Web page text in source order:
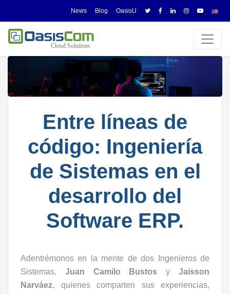
News Blog OasisU
Entre líneas de
código: Ingeniería
de Sistemas en el
desarrollo del
Software ERP.
Adentrémonos en la mente de dos Ingenieros de
Sistemas, Juan Camilo Bustos yJaisson
Narváez, quienes comparten sus experiencias,